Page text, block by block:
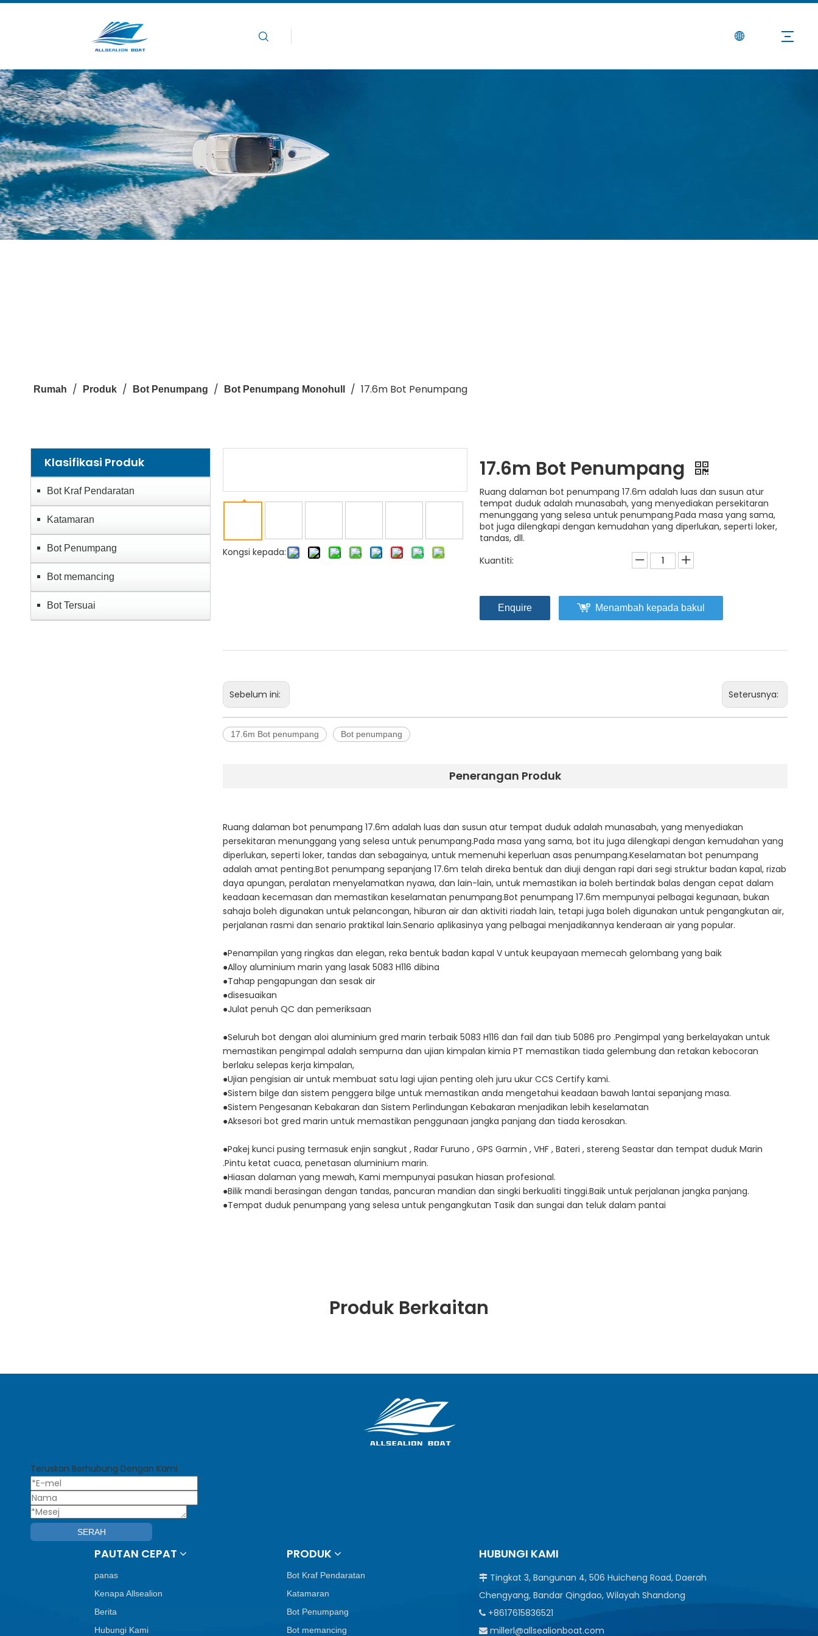
Rumah / Produk / Bot Penumpang / Bot Penumpang Monohull / 17.6m Bot Penumpang
Klasifikasi Produk
Bot Kraf Pendaratan
Katamaran
Bot Penumpang
Bot memancing
Bot Tersuai
Kongsi kepada:
17.6m Bot Penumpang
Ruang dalaman bot penumpang 17.6m adalah luas dan susun atur
tempat duduk adalah munasabah, yang menyediakan persekitaran
menunggang yang selesa untuk penumpang.Pada masa yang sama,
bot juga dilengkapi dengan kemudahan yang diperlukan, seperti loker,
tandas, dll.
Kuantiti:
Enquire Menambah kepada bakul
Sebelum ini: Seterusnya:
17.6m Bot penumpang Bot penumpang
Penerangan Produk
Ruang dalaman bot penumpang 17.6m adalah luas dan susun atur tempat duduk adalah munasabah, yang menyediakan
persekitaran menunggang yang selesa untuk penumpang.Pada masa yang sama, bot itu juga dilengkapi dengan kemudahan yang
diperlukan, seperti loker, tandas dan sebagainya, untuk memenuhi keperluan asas penumpang.Keselamatan bot penumpang
adalah amat penting.Bot penumpang sepanjang 17.6m telah direka bentuk dan diuji dengan rapi dari segi struktur badan kapal, rizab
daya apungan, peralatan menyelamatkan nyawa, dan lain-lain, untuk memastikan ia boleh bertindak balas dengan cepat dalam
keadaan kecemasan dan memastikan keselamatan penumpang.Bot penumpang 17.6m mempunyai pelbagai kegunaan, bukan
sahaja boleh digunakan untuk pelancongan, hiburan air dan aktiviti riadah lain, tetapi juga boleh digunakan untuk pengangkutan air,
perjalanan rasmi dan senario praktikal lain.Senario aplikasinya yang pelbagai menjadikannya kenderaan air yang popular.
●Penampilan yang ringkas dan elegan, reka bentuk badan kapal V untuk keupayaan memecah gelombang yang baik
●Alloy aluminium marin yang lasak 5083 H116 dibina
●Tahap pengapungan dan sesak air
●disesuaikan
●Julat penuh QC dan pemeriksaan
●Seluruh bot dengan aloi aluminium gred marin terbaik 5083 H116 dan fail dan tiub 5086 pro .Pengimpal yang berkelayakan untuk
memastikan pengimpal adalah sempurna dan ujian kimpalan kimia PT memastikan tiada gelembung dan retakan kebocoran
berlaku selepas kerja kimpalan,
●Ujian pengisian air untuk membuat satu lagi ujian penting oleh juru ukur CCS Certify kami.
●Sistem bilge dan sistem penggera bilge untuk memastikan anda mengetahui keadaan bawah lantai sepanjang masa.
●Sistem Pengesanan Kebakaran dan Sistem Perlindungan Kebakaran menjadikan lebih keselamatan
●Aksesori bot gred marin untuk memastikan penggunaan jangka panjang dan tiada kerosakan.
●Pakej kunci pusing termasuk enjin sangkut , Radar Furuno , GPS Garmin , VHF , Bateri , stereng Seastar dan tempat duduk Marin
.Pintu ketat cuaca, penetasan aluminium marin.
●Hiasan dalaman yang mewah, Kami mempunyai pasukan hiasan profesional.
●Bilik mandi berasingan dengan tandas, pancuran mandian dan singki berkualiti tinggi.Baik untuk perjalanan jangka panjang.
●Tempat duduk penumpang yang selesa untuk pengangkutan Tasik dan sungai dan teluk dalam pantai
Produk Berkaitan
Teruskan Berhubung Dengan Kami
SERAH
PAUTAN CEPAT
panas
Kenapa Allsealion
Berita
Hubungi Kami
PRODUK
Bot Kraf Pendaratan
Katamaran
Bot Penumpang
Bot memancing
HUBUNGI KAMI
 Tingkat 3, Bangunan 4, 506 Huicheng Road, Daerah
Chengyang, Bandar Qingdao, Wilayah Shandong
 +8617615836521
 millerl@allsealionboat.com